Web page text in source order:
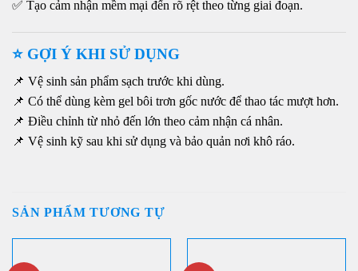
✅ Tạo cảm nhận mềm mại đến rõ rệt theo từng giai đoạn.
⭐ GỢI Ý KHI SỬ DỤNG
📌 Vệ sinh sản phẩm sạch trước khi dùng.
📌 Có thể dùng kèm gel bôi trơn gốc nước để thao tác mượt hơn.
📌 Điều chỉnh từ nhỏ đến lớn theo cảm nhận cá nhân.
📌 Vệ sinh kỹ sau khi sử dụng và bảo quản nơi khô ráo.
SẢN PHẨM TƯƠNG TỰ